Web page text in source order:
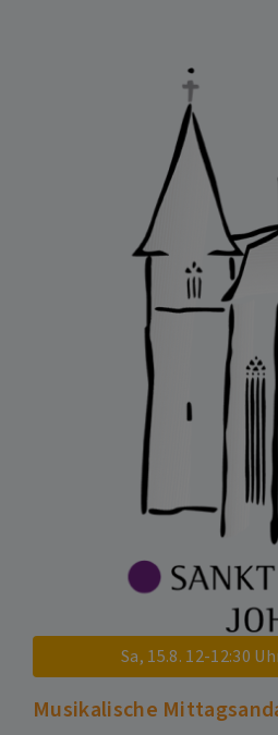
Sa, 15.8. 12-12:30
Musikalische